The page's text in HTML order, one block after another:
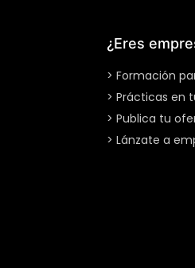
¿Eres
> Formación
> Prácticas en
> Publica tu
> Lánzate a